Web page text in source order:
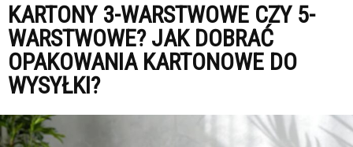
KARTONY 3-WARSTWOWE CZY 5-
WARSTWOWE? JAK DOBRAĆ
OPAKOWANIA KARTONOWE DO
WYSYŁKI?